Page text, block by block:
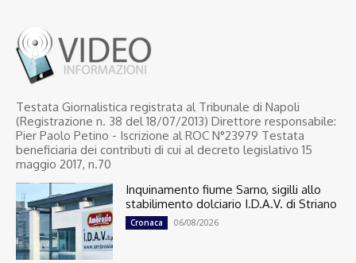
Testata Giornalistica registrata al Tribunale di Napoli
(Registrazione n. 38 del 18/07/2013) Direttore responsabile:
Pier Paolo Petino - Iscrizione al ROC N°23979 Testata
beneficiaria dei contributi di cui al decreto legislativo 15
maggio 2017, n.70
Inquinamento fiume Sarno, sigilli allo
stabilimento dolciario I.D.A.V. di Striano
Cronaca 06/08/2026